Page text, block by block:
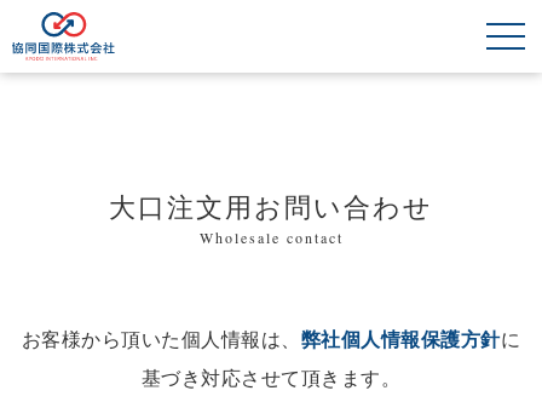
大口注文用お問い合わせ
Wholesale contact
お客様から頂いた個人情報は、 弊社個人情報保護方針に
基づき対応させて頂きます。